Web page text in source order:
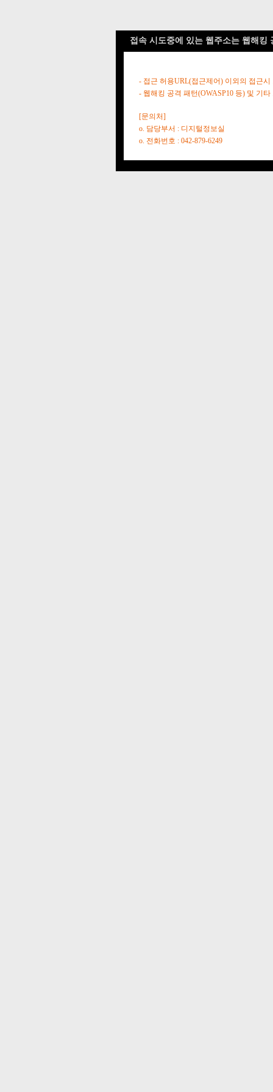
접속 시도중에 있는 웹주소는 웹해킹
- 접근 허용URL(접근제어) 이외의 접근시
- 웹해킹 공격 패턴(OWASP10 등) 및 기
[문의처]
o. 담당부서 : 디지털정보실
o. 전화번호 : 042-879-6249